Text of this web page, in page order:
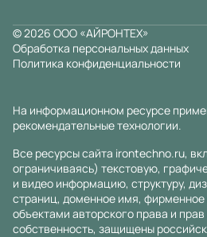
© 2026 ООО «АЙРОНТЕХ»
Обработка персональных данных
Политика конфиденциальности
На информационном ресурсе
рекомендательные технологии.
Все ресурсы сайта irontechno.ru,
ограничиваясь) текстовую,
и видео информацию, структуру,
страниц, доменное имя,
объектами авторского права и
собственность, защищены